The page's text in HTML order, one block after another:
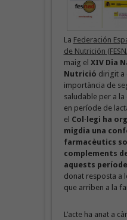
La Federación
de Nutrición
maig el XIV Dia
Nutrició dirigit a
importància de
saludable per a
en període de
el Col·legi ha
migdia una
farmacèutics
complements
aquests
donat resposta a
que arriben a la
L’acte ha anat a